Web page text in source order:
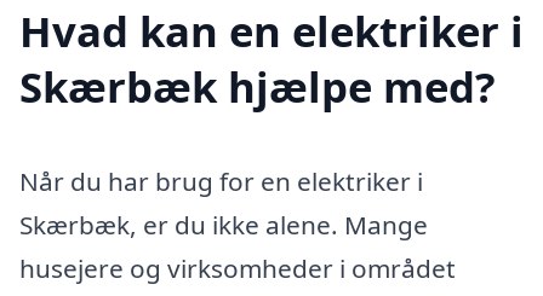
Hvad kan en elektriker i
Skærbæk hjælpe med?
Når du har brug for en elektriker i
Skærbæk, er du ikke alene. Mange
husejere og virksomheder i området